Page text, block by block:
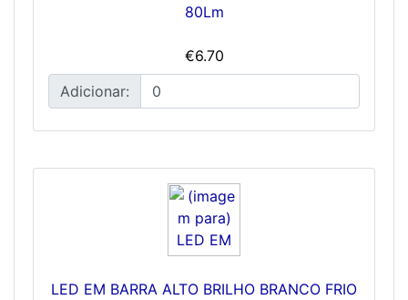
80Lm
€6.70
Adicionar:
LED EM BARRA ALTO BRILHO BRANCO FRIO